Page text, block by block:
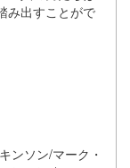
み出すことがで
ンソン/マーク・